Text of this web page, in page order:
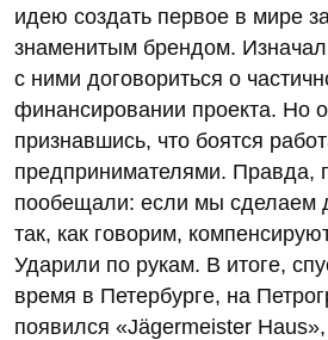
идею создать первое в мире
знаменитым брендом.
с ними договориться о
финансировании проекта. Но
признавшись, что боятся
предпринимателями. Правда,
пообещали: если мы сделаем
так, как говорим,
Ударили по рукам. В итоге,
время в Петербурге, на
появился «Jägermeister